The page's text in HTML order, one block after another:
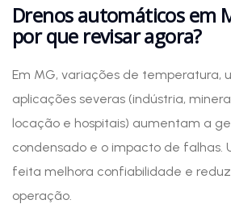
Drenos automáticos em
por que revisar agora?
Em MG, variações de temperatura,
aplicações severas (indústria,
locação e hospitais) aumentam a
condensado e o impacto de falhas.
feita melhora confiabilidade e
operação.